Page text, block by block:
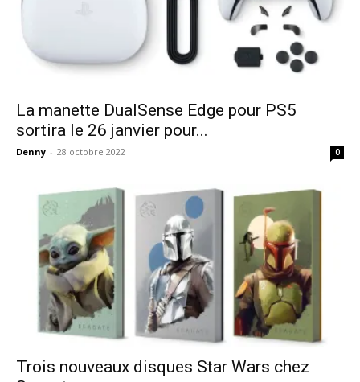
La manette DualSense Edge pour PS5
sortira le 26 janvier pour...
Denny - 28 octobre 2022 0
Trois nouveaux disques Star Wars chez